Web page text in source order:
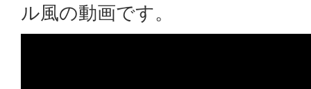
ル風の動画です。